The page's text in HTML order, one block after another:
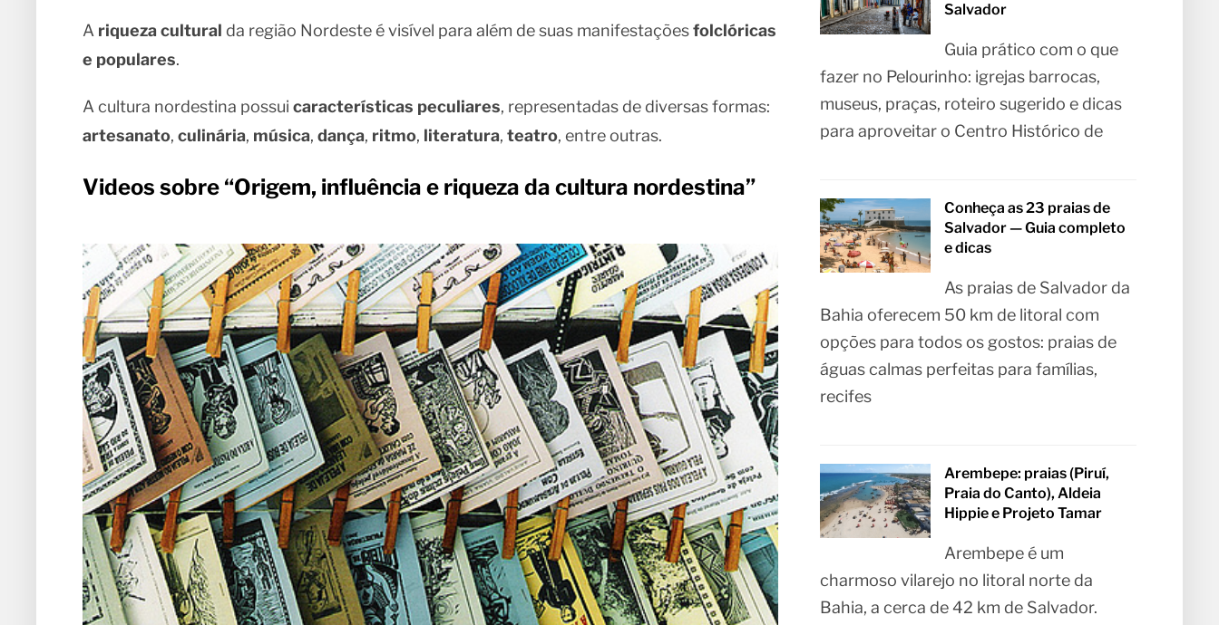
A riqueza cultural da região Nordeste é visível para além de suas manifestaçõesfolclóricas
e populares.
A cultura nordestina possui características peculiares, representadas de diversas formas:
artesanato, culinária, música, dança, ritmo, literatura, teatro, entre outras.
Videos sobre “Origem, influência e riqueza da cultura nordestina”
Salvador
Guia prático com o que
fazer no Pelourinho: igrejas barrocas,
museus, praças, roteiro sugerido e dicas
para aproveitar o Centro Histórico de
Conheça as 23 praias de
Salvador — Guia completo
e dicas
As praias de Salvador da
Bahia oferecem 50 km de litoral com
opções para todos os gostos: praias de
águas calmas perfeitas para famílias,
recifes
Arembepe: praias (Piruí,
Praia do Canto), Aldeia
Hippie e Projeto Tamar
Arembepe é um
charmoso vilarejo no litoral norte da
Bahia, a cerca de 42 km de Salvador.